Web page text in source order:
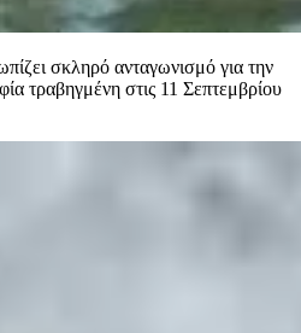
σκληρό ανταγωνισμό για την
τραβηγμένη στις 11 Σεπτεμβρίου